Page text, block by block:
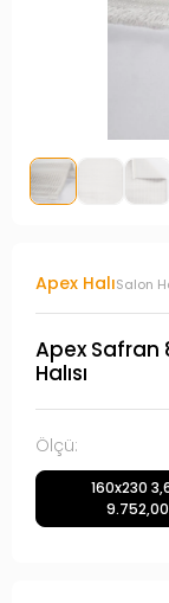
Apex HalıSalon
Apex Safran
Halısı
Ölçü:
160x230